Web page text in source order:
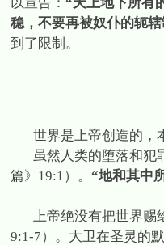
稳，不要再被奴仆的轭辖
到了限制。
世界是上帝创造的，
虽然人类的堕落和犯
篇》 19:1）。 “地和其中
上帝绝没有把世界赐
9:1-7）。大卫在圣灵的